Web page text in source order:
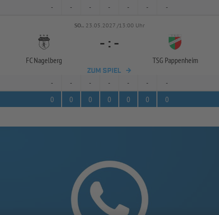
- - - - - - -
SO.. 23.05.2027 /13:00 Uhr
FC Nagelberg
- : -
TSG Pappenheim
ZUM SPIEL
- - - - - -
-
0
0 0 0 0 0 0